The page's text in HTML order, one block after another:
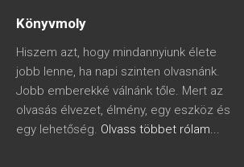
Könyvmoly
Hiszem azt, hogy mindannyiunk élete
jobb lenne, ha napi szinten olvasnánk.
Jobb emberekké válnánk tőle. Mert az
olvasás élvezet, élmény, egy eszköz és
egy lehetőség. Olvass többet rólam...